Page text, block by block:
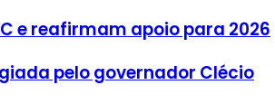
e reafirmam apoio para 2026
pelo governador Clécio